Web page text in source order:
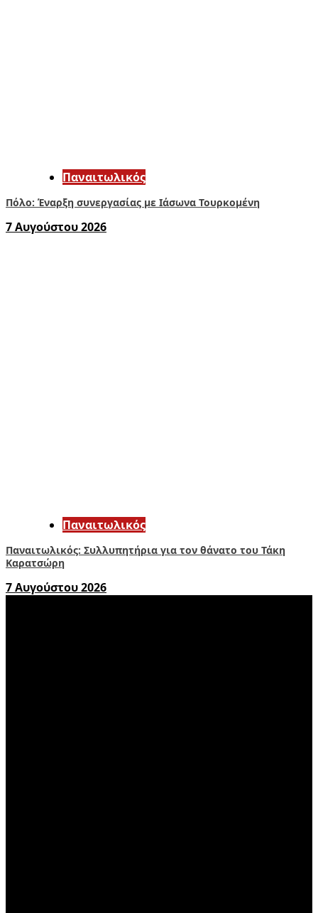
Παναιτωλικός
Πόλο: Έναρξη συνεργασίας με Ιάσωνα Τουρκομένη
7 Αυγούστου 2026
Παναιτωλικός
Παναιτωλικός: Συλλυπητήρια για τον θάνατο του Τάκη
Καρατσώρη
7 Αυγούστου 2026